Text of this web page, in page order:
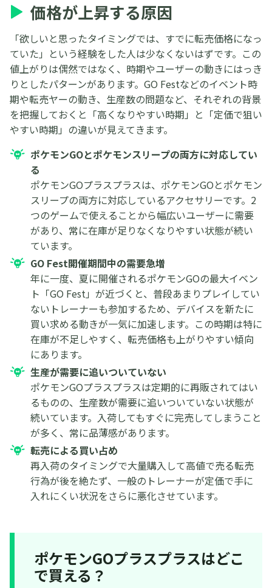
価格が上昇する原因
「欲しいと思ったタイミングでは、すでに転売価格になっ
ていた」という経験をした人は少なくないはずです。この
値上がりは偶然ではなく、時期やユーザーの動きにはっき
りとしたパターンがあります。GO Festなどのイベント時
期や転売ヤーの動き、生産数の問題など、それぞれの背景
を把握しておくと「高くなりやすい時期」と「定価で狙い
やすい時期」の違いが見えてきます。
ポケモンGOとポケモンスリープの両方に対応してい
る
ポケモンGOプラスプラスは、ポケモンGOとポケモン
スリープの両方に対応しているアクセサリーです。2
つのゲームで使えることから幅広いユーザーに需要
があり、常に在庫が足りなくなりやすい状態が続い
ています。
GO Fest開催期間中の需要急増
年に一度、夏に開催されるポケモンGOの最大イベン
ト「GO Fest」が近づくと、普段あまりプレイしてい
ないトレーナーも参加するため、デバイスを新たに
買い求める動きが一気に加速します。この時期は特に
在庫が不足しやすく、転売価格も上がりやすい傾向
にあります。
生産が需要に追いついていない
ポケモンGOプラスプラスは定期的に再販されてはい
るものの、生産数が需要に追いついていない状態が
続いています。入荷してもすぐに完売してしまうこと
が多く、常に品薄感があります。
転売による買い占め
再入荷のタイミングで大量購入して高値で売る転売
行為が後を絶たず、一般のトレーナーが定価で手に
入れにくい状況をさらに悪化させています。
ポケモンGOプラスプラスはどこ
で買える？